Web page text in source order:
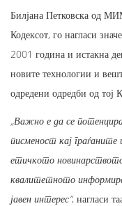
Билјана Петковска од
Кодексот, го нагласи
2001 година и истакна
новите технологии и
одредени одредби од тој
„Важно е да се
писменост кај
етичкото
квалитетното
јавен интерес“, нагласи